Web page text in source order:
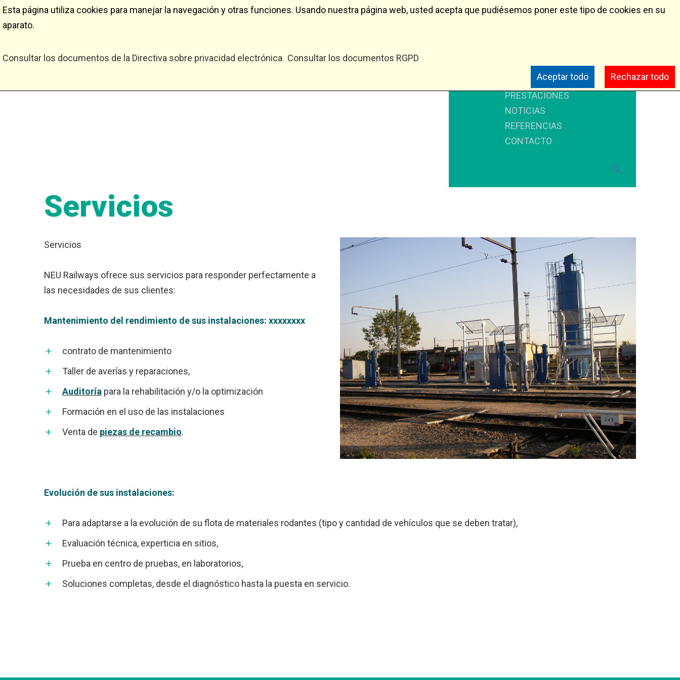
INICIO
SOBRE NOSOTROS
PRESTACIONES
NOTICIAS
REFERENCIAS
CONTACTO
Servicios
Servicios
NEU Railways ofrece sus servicios para responder perfectamente a
las necesidades de sus clientes:
Mantenimiento del rendimiento de sus instalaciones: xxxxxxxx
contrato de mantenimiento
Taller de averías y reparaciones,
Auditoría para la rehabilitación y/o la optimización
Formación en el uso de las instalaciones
Venta de piezas de recambio.
Evolución de sus instalaciones:
Para adaptarse a la evolución de su flota de materiales rodantes (tipo y cantidad de vehículos que se deben tratar),
Evaluación técnica, experticia en sitios,
Prueba en centro de pruebas, en laboratorios,
Soluciones completas, desde el diagnóstico hasta la puesta en servicio.
Esta página utiliza cookies para manejar la navegación y otras funciones. Usando nuestra página web, usted acepta que pudiésemos poner este tipo de cookies en su
aparato.
Consultar los documentos de la Directiva sobre privacidad electrónica Consultar los documentos RGPD
Rechazar todo
Aceptar todo